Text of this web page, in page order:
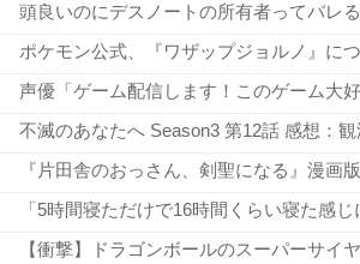
頭良いのにデスノートの所有者ってバレ
ポケモン公式、『ワザップジョルノ』に
声優「ゲーム配信します！このゲーム大
不滅のあなたへ Season3 第12話 感想：
『片田舎のおっさん、剣聖になる』漫画
「5時間寝ただけで16時間くらい寝た感
【衝撃】ドラゴンボールのスーパーサイ